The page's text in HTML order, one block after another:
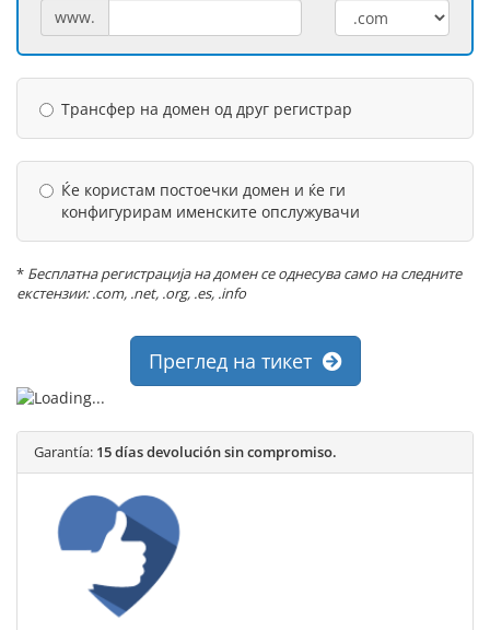
www.
Трансфер на домен од друг регистрар
Ќе користам постоечки домен и ќе ги
конфигурирам именските опслужувачи
* Бесплатна регистрација на домен се однесува само на следните
екстензии: .com, .net, .org, .es, .info
Преглед на тикет
Garantía: 15 días devolución sin compromiso.